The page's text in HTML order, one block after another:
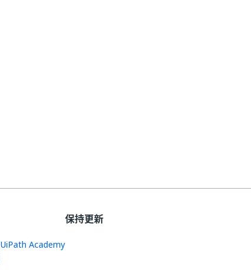
UiPath Academy
保持更新